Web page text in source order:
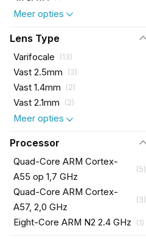
Meer opties
Lens Type
Varifocale (13)
Vast 2.5mm (3)
Vast 1.4mm (2)
Vast 2.1mm (2)
Meer opties
Processor
Quad-Core ARM Cortex-
A55 op 1,7 GHz
(5)
Quad-Core ARM Cortex-
A57, 2,0 GHz
(3)
Eight-Core ARM N2 2.4 GHz (1)